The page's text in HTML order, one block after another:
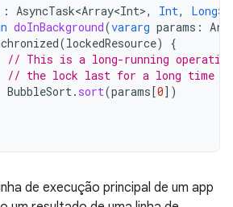
: AsyncTask<Array<Int>, Int, Long>
doInBackground(vararg params :
(lockedResource)
{
// This is a long-running
// the lock last for a long time
BubbleSort. sort(params [0] )
de execução principal de um app